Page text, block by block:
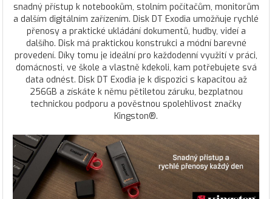
snadný přístup k notebookům, stolním počítačům, monitorům
a dalším digitálním zařízením. Disk DT Exodia umožňuje rychlé
přenosy a praktické ukládání dokumentů, hudby, videí a
dalšího. Disk má praktickou konstrukci a módní barevné
provedení. Díky tomu je ideální pro každodenní využití v práci,
domácnosti, ve škole a vlastně kdekoli, kam potřebujete svá
data odnést. Disk DT Exodia je k dispozici s kapacitou až
256GB a získáte k němu pětiletou záruku, bezplatnou
technickou podporu a pověstnou spolehlivost značky
Kingston®.